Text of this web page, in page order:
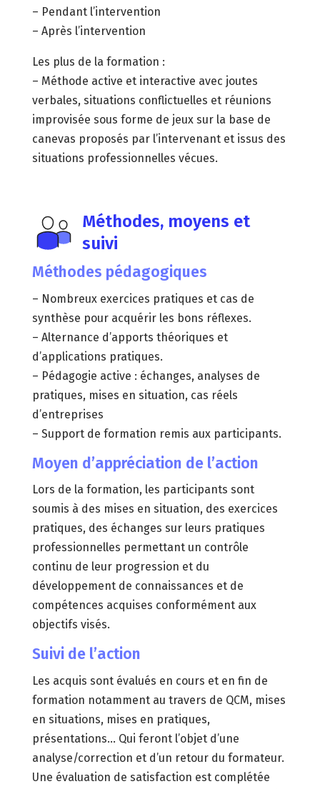
– Pendant l’intervention
– Après l’intervention
Les plus de la formation :
– Méthode active et interactive avec joutes
verbales, situations conflictuelles et réunions
improvisée sous forme de jeux sur la base de
canevas proposés par l’intervenant et issus des
situations professionnelles vécues.
Méthodes, moyens et
suivi
Méthodes pédagogiques
– Nombreux exercices pratiques et cas de
synthèse pour acquérir les bons réflexes.
– Alternance d’apports théoriques et
d’applications pratiques.
– Pédagogie active : échanges, analyses de
pratiques, mises en situation, cas réels
d’entreprises
– Support de formation remis aux participants.
Moyen d’appréciation de l’action
Lors de la formation, les participants sont
soumis à des mises en situation, des exercices
pratiques, des échanges sur leurs pratiques
professionnelles permettant un contrôle
continu de leur progression et du
développement de connaissances et de
compétences acquises conformément aux
objectifs visés.
Suivi de l’action
Les acquis sont évalués en cours et en fin de
formation notamment au travers de QCM, mises
en situations, mises en pratiques,
présentations… Qui feront l’objet d’une
analyse/correction et d’un retour du formateur.
Une évaluation de satisfaction est complétée